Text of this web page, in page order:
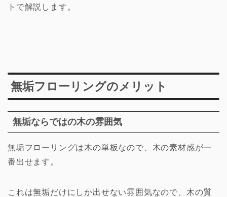
トで解説します。
無垢フローリングのメリット
無垢ならではの木の雰囲気
無垢フローリングは木の単板なので、木の素材感が一
番出せます。
これは無垢だけにしか出せない雰囲気なので、木の質